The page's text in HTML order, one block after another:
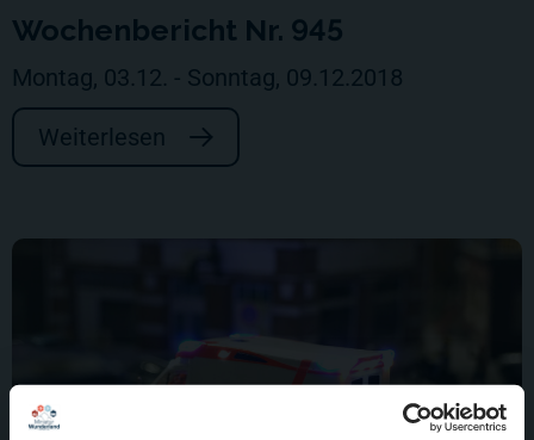
Wochenbericht Nr. 945
Montag, 03.12. - Sonntag, 09.12.2018
Weiterlesen